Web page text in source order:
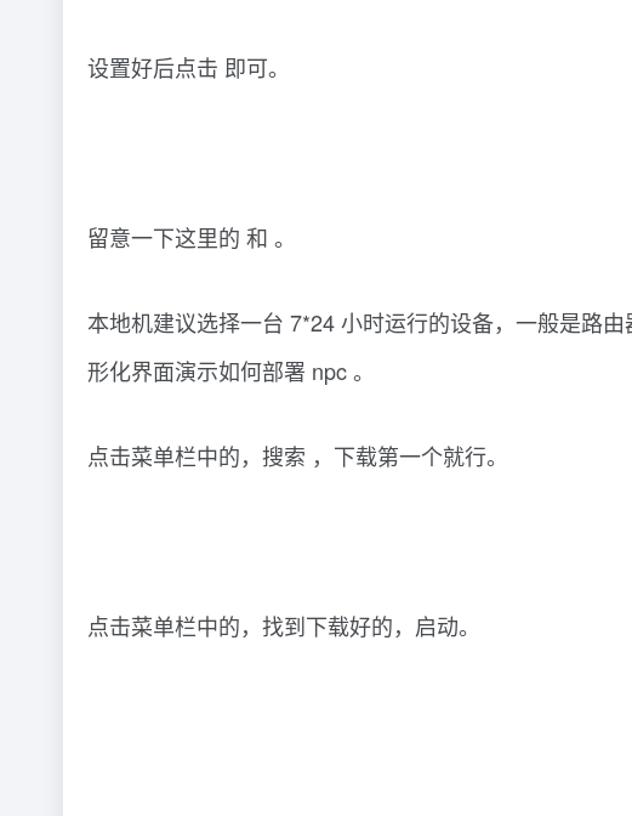
设置好后点击 即可。
留意一下这里的 和 。
本地机建议选择一台 7*24 小时运行的设备，一般是路
形化界面演示如何部署 npc 。
点击菜单栏中的，搜索 ，下载第一个就行。
点击菜单栏中的，找到下载好的，启动。